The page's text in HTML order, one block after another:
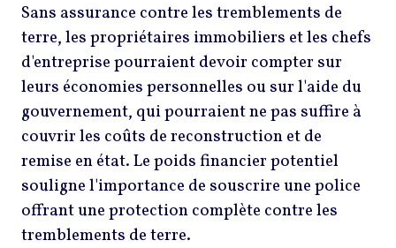
Sans assurance contre les tremblements de
terre, les propriétaires immobiliers et les chefs
d'entreprise pourraient devoir compter sur
leurs économies personnelles ou sur l'aide du
gouvernement, qui pourraient ne pas suffire à
couvrir les coûts de reconstruction et de
remise en état. Le poids financier potentiel
souligne l'importance de souscrire une police
offrant une protection complète contre les
tremblements de terre.